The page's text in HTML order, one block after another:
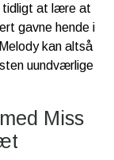
tidligt at lære at
gavne hende i
kan altså
uundværlige
Miss